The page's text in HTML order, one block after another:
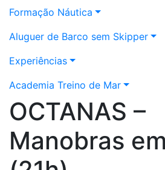
Formação Náutica
Aluguer de Barco sem Skipper
Experiências
Academia Treino de Mar
OCTANAS –
Manobras